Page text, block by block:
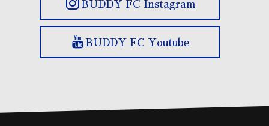
BUDDY FC Instagram
BUDDY FC Youtube